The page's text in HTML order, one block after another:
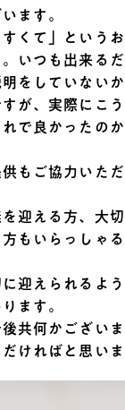
ます。
くて」という
いつも出来る
をしていない
が、実際にこ
で良かったの
もご協力いた
迎える方、大
もいらっしゃ
迎えられるよ
ます。
共何かござい
ければと思いま